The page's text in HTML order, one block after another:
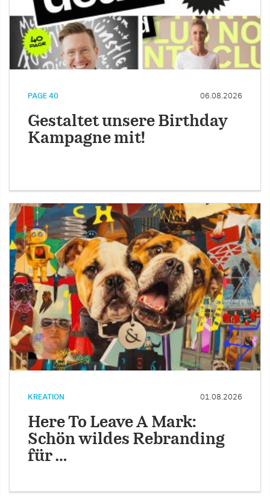
PAGE 40 06.08.2026
Gestaltet unsere Birthday
Kampagne mit!
KREATION 01.08.2026
Here To Leave A Mark:
Schön wildes Rebranding
für …